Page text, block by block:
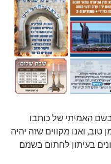
האמיתי של כותבו
ואנו מקווים שזה יהיה
בעיתון לחתום בשמם